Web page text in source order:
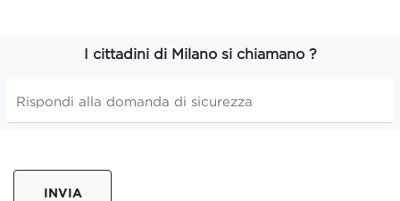
I cittadini di Milano si chiamano ?
INVIA